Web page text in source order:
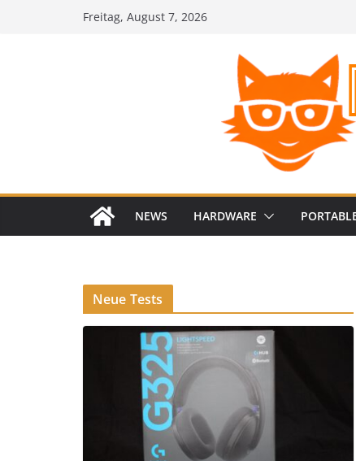
Freitag, August 7, 2026
NEWS HARDWARE
Neue Tests